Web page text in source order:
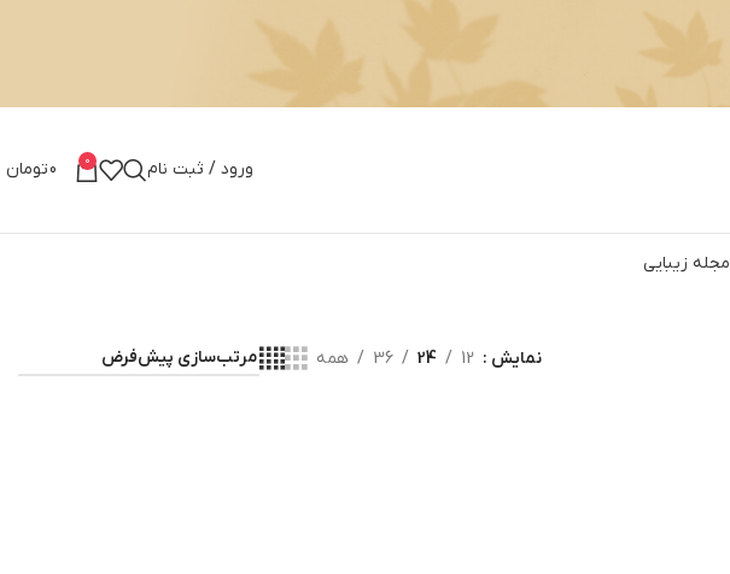
ورود / ثبت نام 0
0تومان
مجله زیبایی
نمایش 12
24
36 همه